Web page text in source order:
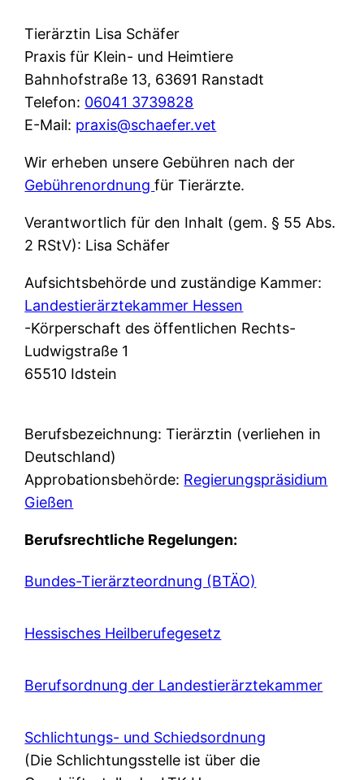
Tierärztin Lisa Schäfer
Praxis für Klein- und Heimtiere
Bahnhofstraße 13, 63691 Ranstadt
Telefon: 06041 3739828
E-Mail: praxis@schaefer.vet
Wir erheben unsere Gebühren nach der
Gebührenordnungfür Tierärzte.
Verantwortlich für den Inhalt (gem. § 55 Abs.
2 RStV): Lisa Schäfer
Aufsichtsbehörde und zuständige Kammer:
Landestierärztekammer Hessen
-Körperschaft des öffentlichen Rechts-
Ludwigstraße 1
65510 Idstein
Berufsbezeichnung: Tierärztin (verliehen in
Deutschland)
Approbationsbehörde: Regierungspräsidium
Gießen
Berufsrechtliche Regelungen:
Bundes-Tierärzteordnung (BTÄO)
Hessisches Heilberufegesetz
Berufsordnung der Landestierärztekammer
Schlichtungs- und Schiedsordnung
(Die Schlichtungsstelle ist über die